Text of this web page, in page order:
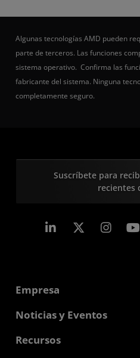
Algunas tecnologías AMD pueden
parte de terceros. Las funciones
sistema operativo. Confirma las
fabricante del sistema. Ninguna
completamente seguro.
Suscríbete para
recientes
LinkedIn
Empresa
Acerca de AMD
Responsabilidad corporativa
Noticias y Eventos
Sala de prensa
Recursos